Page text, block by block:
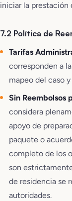
iniciar la prestación
7.2 Política de
Tarifas
corresponden a
mapeo del caso
Sin Reembolsos
considera
apoyo de
paquete o
completo de los
son
de residencia se
autoridades.